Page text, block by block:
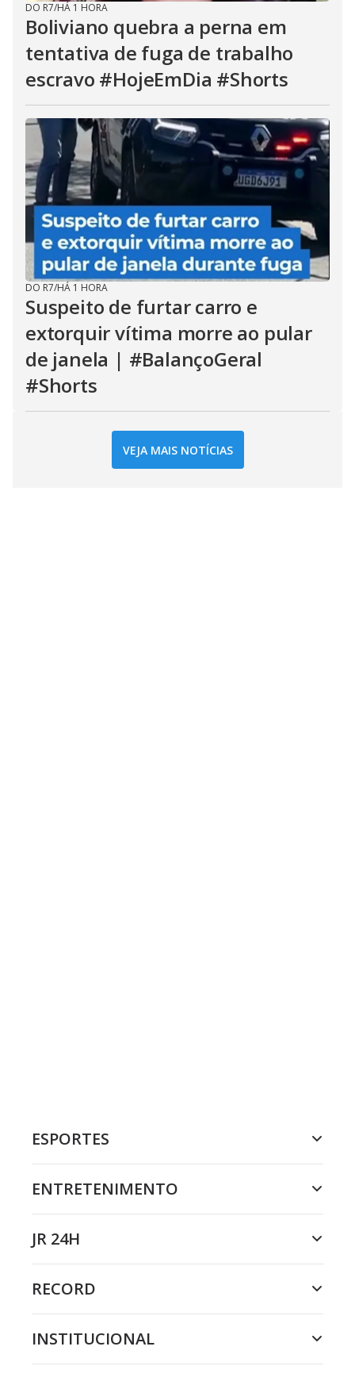
DO R7/HÁ 1 HORA
Boliviano quebra a perna em
tentativa de fuga de trabalho
escravo #HojeEmDia #Shorts
DO R7/HÁ 1 HORA
Suspeito de furtar carro e
extorquir vítima morre ao pular
de janela | #BalançoGeral
#Shorts
VEJA MAIS NOTÍCIAS
ESPORTES
ENTRETENIMENTO
JR 24H
RECORD
INSTITUCIONAL